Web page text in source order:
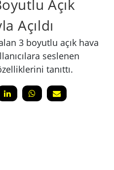
Açık
Açıldı
3 boyutlu açık hava
seslenen
tanıttı.